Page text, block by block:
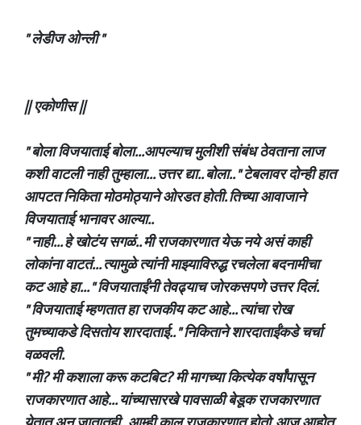
" लेडीज ओन्ली "
|| एकोणीस ||
" बोला विजयाताई बोला...आपल्याच मुलीशी संबंध ठेवताना लाज
कशी वाटली नाही तुम्हाला... उत्तर द्या.. बोला.. " टेबलावर दोन्ही हात
आपटत निकिता मोठमोठ्याने ओरडत होती. तिच्या आवाजाने
विजयाताई भानावर आल्या..
" नाही... हे खोटंय सगळं.. मी राजकारणात येऊ नये असं काही
लोकांना वाटतं... त्यामुळे त्यांनी माझ्याविरुद्ध रचलेला बदनामीचा
कट आहे हा... " विजयाताईंनी तेवढ्याच जोरकसपणे उत्तर दिलं.
" विजयाताई म्हणतात हा राजकीय कट आहे... त्यांचा रोख
तुमच्याकडे दिसतोय शारदाताई.. " निकिताने शारदाताईंकडे चर्चा
वळवली.
" मी? मी कशाला करू कटबिट? मी मागच्या कित्येक वर्षांपासून
राजकारणात आहे... यांच्यासारखे पावसाळी बेडूक राजकारणात